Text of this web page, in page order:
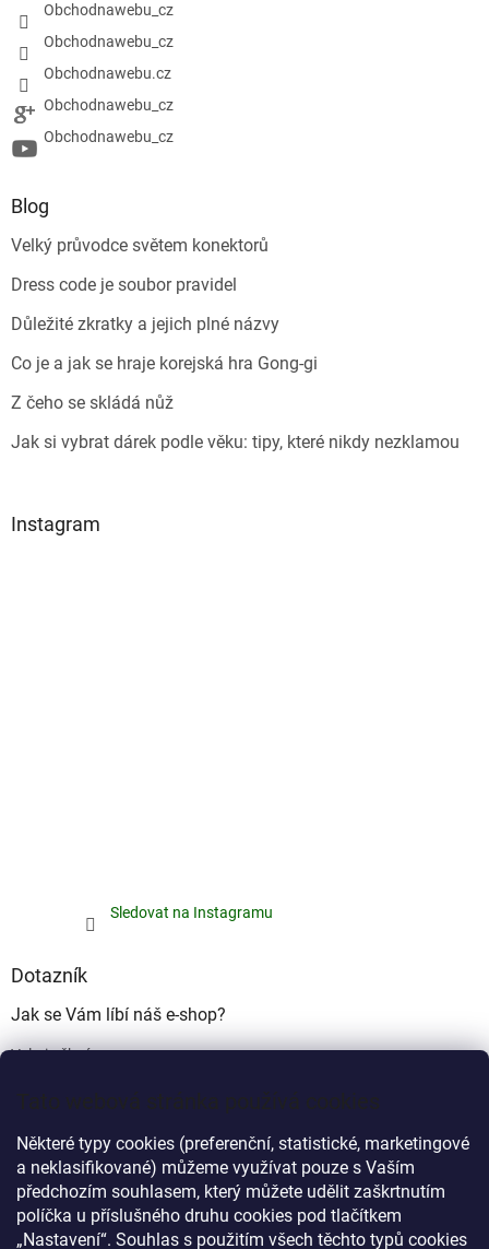
Tato webová stránka používá cookies
Některé typy cookies (preferenční, statistické, marketingové
a neklasifikované) můžeme využívat pouze s Vaším
předchozím souhlasem, který můžete udělit zaškrtnutím
políčka u příslušného druhu cookies pod tlačítkem
„Nastavení“. Souhlas s použitím všech těchto typů cookies
Obchodnawebu_cz
Obchodnawebu_cz
Obchodnawebu.cz
Obchodnawebu_cz
Obchodnawebu_cz
Blog
Velký průvodce světem konektorů
Dress code je soubor pravidel
Důležité zkratky a jejich plné názvy
Co je a jak se hraje korejská hra Gong-gi
Z čeho se skládá nůž
Jak si vybrat dárek podle věku: tipy, které nikdy nezklamou
Instagram
Sledovat na Instagramu
Dotazník
Jak se Vám líbí náš e-shop?
Velmi pěkný
Ujde to
Nelíbí se mi
Počet hlasů:340